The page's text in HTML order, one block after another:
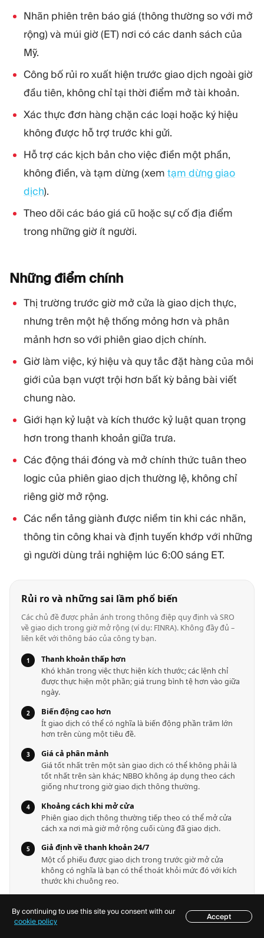
Nhãn phiên trên báo giá (thông thường so với mở
rộng) và múi giờ (ET) nơi có các danh sách của
Mỹ.
Công bố rủi ro xuất hiện trước giao dịch ngoài giờ
đầu tiên, không chỉ tại thời điểm mở tài khoản.
Xác thực đơn hàng chặn các loại hoặc ký hiệu
không được hỗ trợ trước khi gửi.
Hỗ trợ các kịch bản cho việc điền một phần,
không điền, và tạm dừng (xem tạm dừng giao
dịch).
Theo dõi các báo giá cũ hoặc sự cố địa điểm
trong những giờ ít người.
Những điểm chính
Thị trường trước giờ mở cửa là giao dịch thực,
nhưng trên một hệ thống mỏng hơn và phân
mảnh hơn so với phiên giao dịch chính.
Giờ làm việc, ký hiệu và quy tắc đặt hàng của môi
giới của bạn vượt trội hơn bất kỳ bảng bài viết
chung nào.
Giới hạn kỷ luật và kích thước kỷ luật quan trọng
hơn trong thanh khoản giữa trưa.
Các động thái đóng và mở chính thức tuân theo
logic của phiên giao dịch thường lệ, không chỉ
riêng giờ mở rộng.
Các nền tảng giành được niềm tin khi các nhãn,
thông tin công khai và định tuyến khớp với những
gì người dùng trải nghiệm lúc 6:00 sáng ET.
Rủi ro và những sai lầm phổ biến
Các chủ đề được phản ánh trong thông điệp quy định và SRO
về giao dịch trong giờ mở rộng (ví dụ: FINRA). Không đầy đủ –
liên kết với thông báo của công ty bạn.
Thanh khoản thấp hơn
Khó khăn trong việc thực hiện kích thước; các lệnh chỉ
được thực hiện một phần; giá trung bình tệ hơn vào giữa
ngày.
Biến động cao hơn
Ít giao dịch có thể có nghĩa là biến động phần trăm lớn
hơn trên cùng một tiêu đề.
Giá cả phân mảnh
Giá tốt nhất trên một sàn giao dịch có thể không phải là
tốt nhất trên sàn khác; NBBO không áp dụng theo cách
giống như trong giờ giao dịch thông thường.
Khoảng cách khi mở cửa
Phiên giao dịch thông thường tiếp theo có thể mở cửa
cách xa nơi mà giờ mở rộng cuối cùng đã giao dịch.
Giả định về thanh khoản 24/7
Một cổ phiếu được giao dịch trong trước giờ mở cửa
không có nghĩa là bạn có thể thoát khỏi mức đó với kích
thước khi chuông reo.
Thời điểm cắt phiên, chính sách chỉ giới hạn, và danh sách
ký hiệu thay đổi theo công ty.
Mục lục
By continuing to use this site you consent with our
cookie policy
Accept